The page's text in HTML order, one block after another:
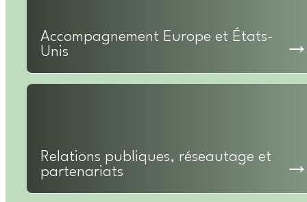
Accompagnement Europe et États-
Unis
Relations publiques, réseautage et
partenariats